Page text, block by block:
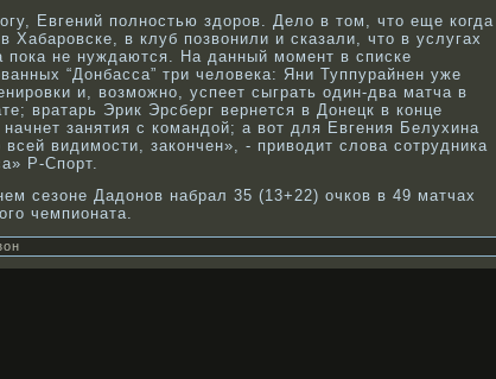
Евгений полностью здоров. Дело в том, что еще когда
Хабаровске, в клуб позвонили и сказали, что в услугах
пока не нуждаются. На данный момент в списке
“Донбасса” три человека: Яни Туппурайнен уже
и, возможно, успеет сыграть один-два матча в
вратарь Эрик Эрсберг вернется в Донецк в конце
занятия с командой; а вот для Евгения Белухина
всей видимости, закончен», - приводит слова сотрудника
Р-Спорт.
сезоне Дадонοв набрал 35 (13+22) очкοв в 49 матчах
чемпионата.